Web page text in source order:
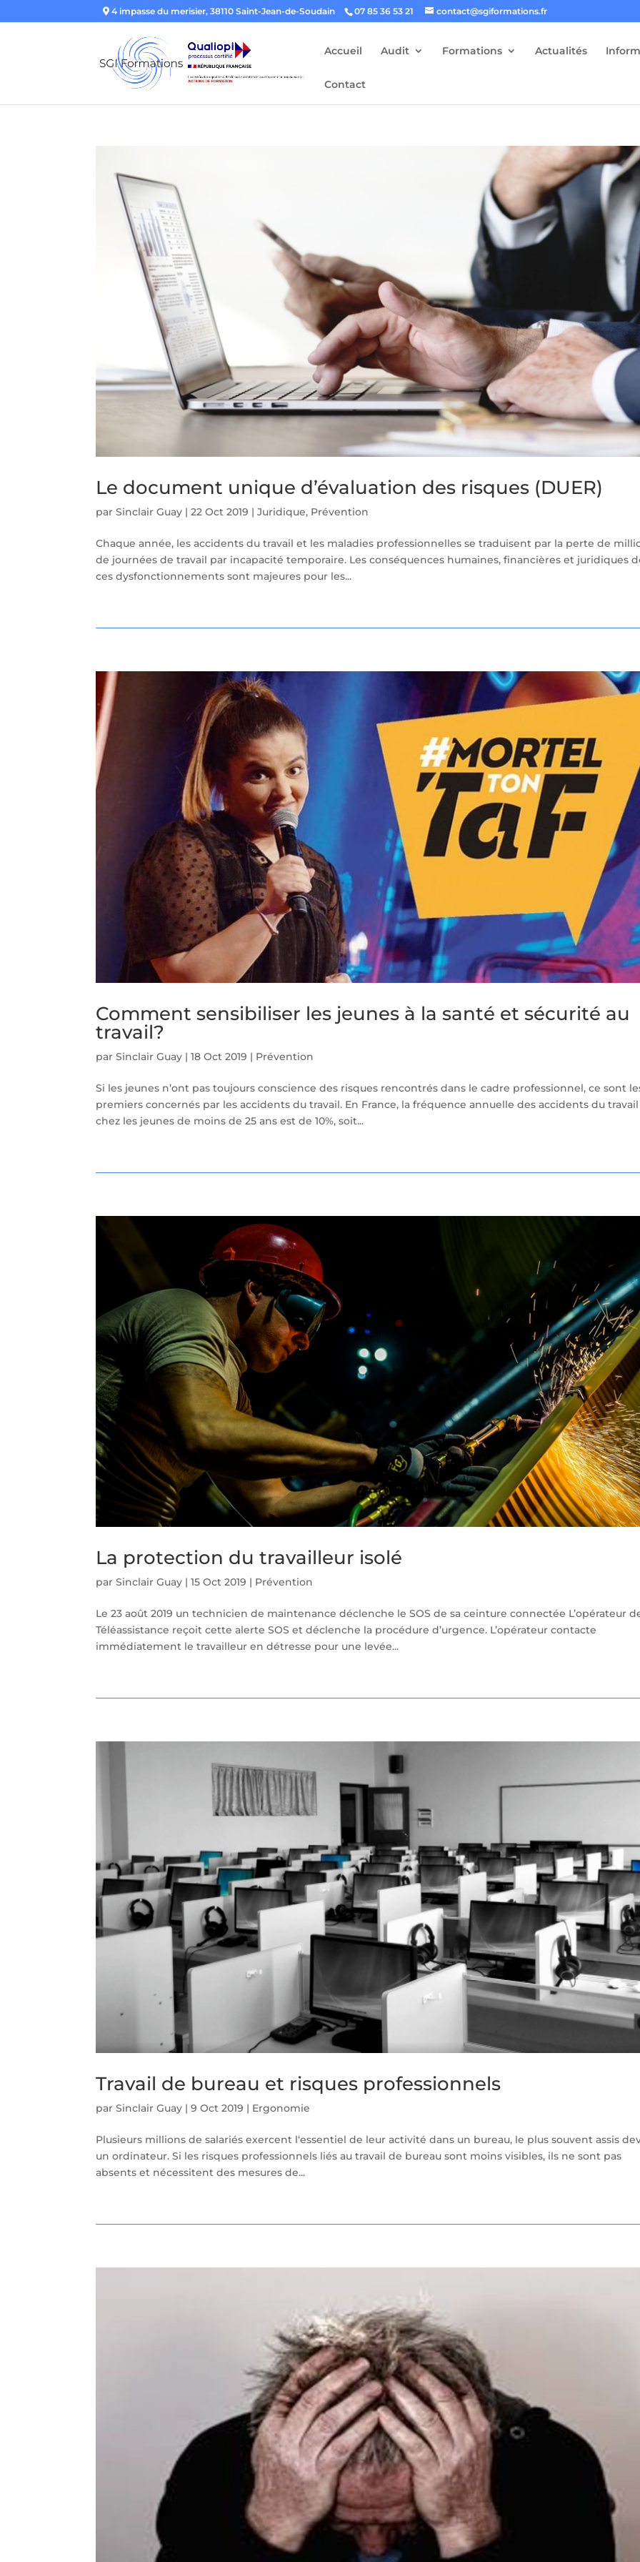
4 impasse du merisier, 38110 Saint-Jean-de-Soudain 07 85 36 53 21 contact@sgiformations.fr
Accueil Audit Formations Actualités
Contact
Le document unique d’évaluation des risques (DUER)
parSinclair Guay |22 Oct 2019 |Juridique, Prévention
Chaque année, les accidents du travail et les maladies professionnelles se traduisent par la perte de
de journées de travail par incapacité temporaire. Les conséquences humaines, financières et juridiques
ces dysfonctionnements sont majeures pour les...
Comment sensibiliser les jeunes à la santé et sécurité au
travail?
parSinclair Guay |18 Oct 2019 | Prévention
Si les jeunes n’ont pas toujours conscience des risques rencontrés dans le cadre professionnel, ce sont
premiers concernés par les accidents du travail. En France, la fréquence annuelle des accidents du travail
chez les jeunes de moins de 25 ans est de 10%, soit...
La protection du travailleur isolé
parSinclair Guay |15 Oct 2019 | Prévention
Le 23 août 2019 un technicien de maintenance déclenche le SOS de sa ceinture connectée L’opérateur
Téléassistance reçoit cette alerte SOS et déclenche la procédure d’urgence. L’opérateur contacte
immédiatement le travailleur en détresse pour une levée...
Travail de bureau et risques professionnels
parSinclair Guay |9 Oct 2019 | Ergonomie
Plusieurs millions de salariés exercent l‘essentiel de leur activité dans un bureau, le plus souvent assis
un ordinateur. Si les risques professionnels liés au travail de bureau sont moins visibles, ils ne sont pas
absents et nécessitent des mesures de...